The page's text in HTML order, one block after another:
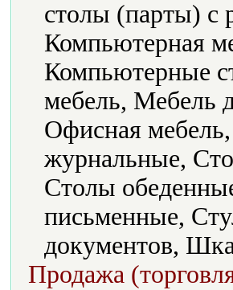
столы (парты) с
Компьютерная
Компьютерные
мебель, Мебель
Офисная
журнальные,
Столы
письменные,
документов,
Продажа